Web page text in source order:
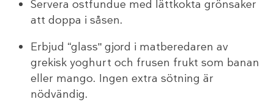
Servera ostfundue med lättkokta grönsaker
att doppa i såsen.
Erbjud “glassʺ gjord i matberedaren av
grekisk yoghurt och frusen frukt som banan
eller mango. Ingen extra sötning är
nödvändig.